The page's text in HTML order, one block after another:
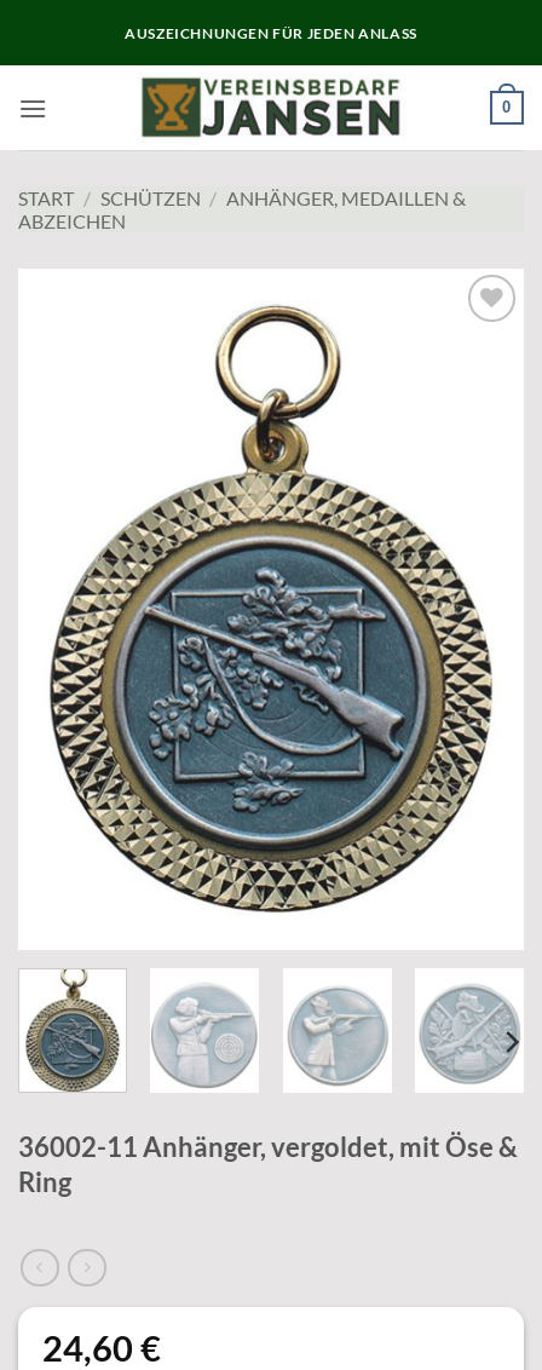
AUSZEICHNUNGEN FÜR JEDEN ANLASS
0
START / SCHÜTZEN / ANHÄNGER, MEDAILLEN &
ABZEICHEN
36002-11 Anhänger, vergoldet, mit Öse &
Ring
24,60 €